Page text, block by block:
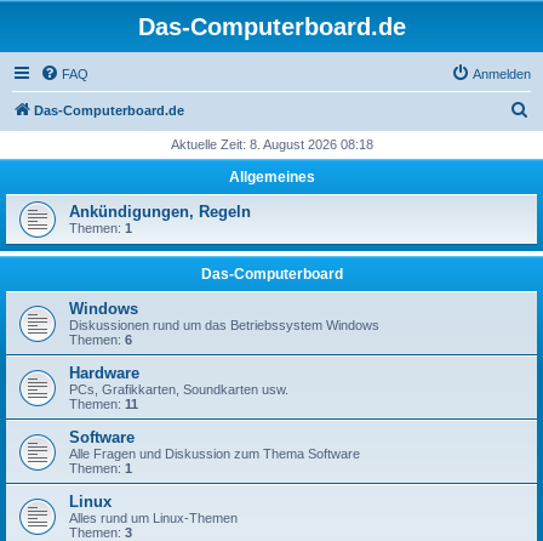
Das-Computerboard.de
FAQ Anmelden
Das-Computerboard.de
h
Aktuelle Zeit: 8. August 2026 08:18
Allgemeines
Ankündigungen, Regeln
Themen: 1
Das-Computerboard
Windows
Diskussionen rund um das Betriebssystem Windows
Themen: 6
Hardware
PCs, Grafikkarten, Soundkarten usw.
Themen: 11
Software
Alle Fragen und Diskussion zum Thema Software
Themen: 1
Linux
Alles rund um Linux-Themen
Themen: 3